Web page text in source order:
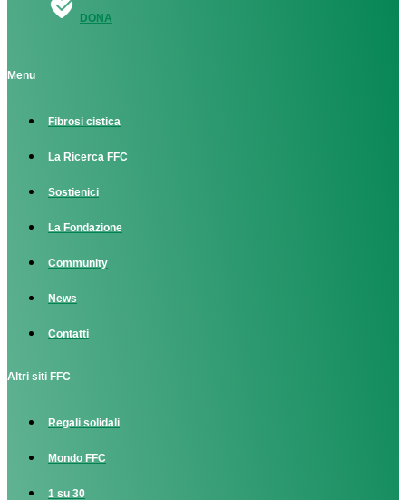
DONA
Menu
Fibrosi cistica
La Ricerca FFC
Sostienici
La Fondazione
Community
News
Contatti
Altri siti FFC
Regali solidali
Mondo FFC
1 su 30